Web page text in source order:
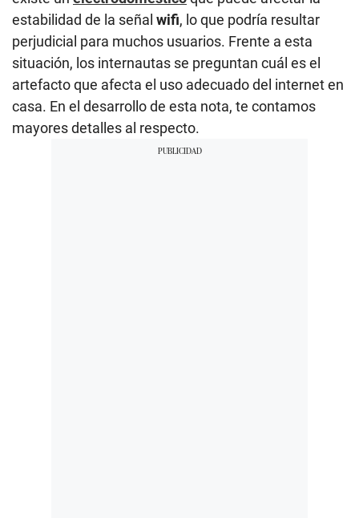
estabilidad de la señal wifi, lo que podría resultar
perjudicial para muchos usuarios. Frente a esta
situación, los internautas se preguntan cuál es el
artefacto que afecta el uso adecuado del internet en
casa. En el desarrollo de esta nota, te contamos
mayores detalles al respecto.